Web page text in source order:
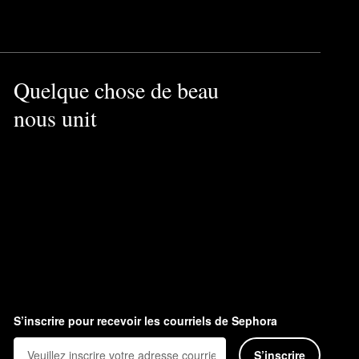
Quelque chose de beau
nous unit
S’inscrire pour recevoir les courriels de Sephora
S’inscrire